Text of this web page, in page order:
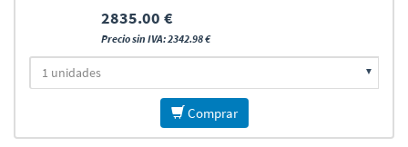
2835.00 €
Precio sin IVA: 2342.98 €
Comprar